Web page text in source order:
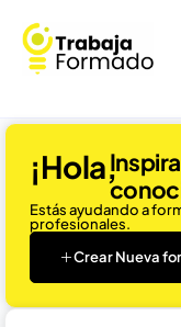
¡Hola,
Estás ayudando a
profesionales.
Crear Nueva